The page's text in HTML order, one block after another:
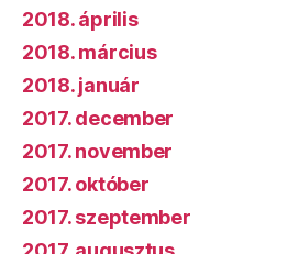
2018. április
2018. március
2018. január
2017. december
2017. november
2017. október
2017. szeptember